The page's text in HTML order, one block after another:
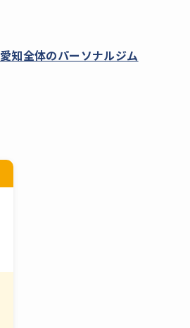
愛知全体のパーソナルジム